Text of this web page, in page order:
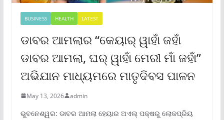
BUSINESS HEALTH LATEST
ଡାବର ଆମଲାର “କେୟାର୍ ୱାହାଁ ଜହାଁ
ଡାବର ଆମଲା, ଘର୍ ୱାହାଁ ମେରୀ ମାଁ ଜହାଁ”
ଅଭିଯାନ ମାଧ୍ୟମରେ ମାତୃଦିବସ ପାଳନ
May 13, 2026 admin
ଭୁବନେଶ୍ୱର: ଡାବର ଆମଲା ହେୟାର ଅଏଲ୍ ପକ୍ଷରୁ ଲୋକପ୍ରିୟ